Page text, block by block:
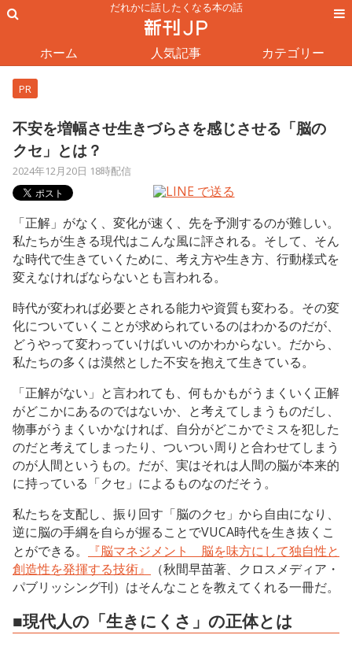
だれかに話したくなる本の話
ホーム 人気記事 カテゴリー
PR
不安を増幅させ生きづらさを感じさせる「脳の
クセ」とは？
2024年12月20日 18時配信
「正解」がなく、変化が速く、先を予測するのが難しい。
私たちが生きる現代はこんな風に評される。そして、そん
な時代で生きていくために、考え方や生き方、行動様式を
変えなければならないとも言われる。
時代が変われば必要とされる能力や資質も変わる。その変
化についていくことが求められているのはわかるのだが、
どうやって変わっていけばいいのかわからない。だから、
私たちの多くは漠然とした不安を抱えて生きている。
「正解がない」と言われても、何もかもがうまくいく正解
がどこかにあるのではないか、と考えてしまうものだし、
物事がうまくいかなければ、自分がどこかでミスを犯した
のだと考えてしまったり、ついつい周りと合わせてしまう
のが人間というもの。だが、実はそれは人間の脳が本来的
に持っている「クセ」によるものなのだそう。
私たちを支配し、振り回す「脳のクセ」から自由になり、
逆に脳の手綱を自らが握ることでVUCA時代を生き抜くこ
とができる。
『脳マネジメント 脳を味方にして独自性と
創造性を発揮する技術』
（秋間早苗著、クロスメディア・
パブリッシング刊）はそんなことを教えてくれる一冊だ。
■現代人の「生きにくさ」の正体とは